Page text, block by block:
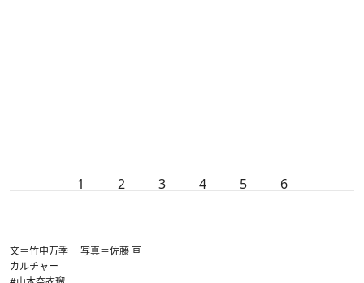
1 2 3 4 5 6
文＝竹中万季 写真＝佐藤 亘
カルチャー